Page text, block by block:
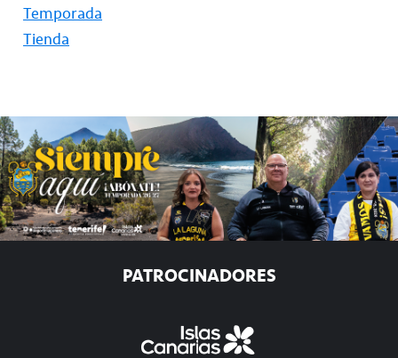
Temporada
Tienda
PATROCINADORES